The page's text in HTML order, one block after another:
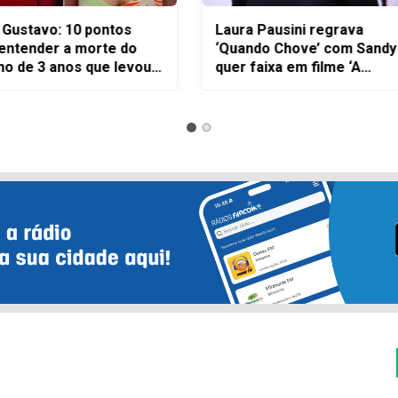
Gustavo: mãe teve
marcada por
com pai suspeito de
Médico condenado pela
morte da ex-
demitido da Prefeitura de